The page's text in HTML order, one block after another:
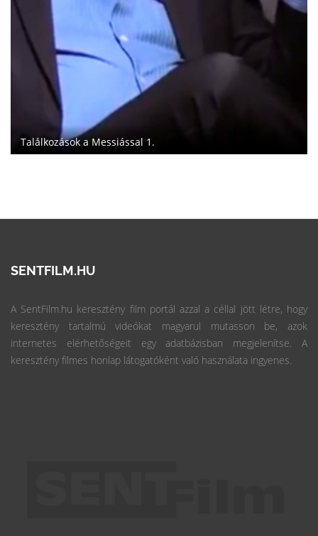
Találkozások a Messiással 1.
SENTFILM.HU
A SentFilm.hu keresztény film portál azzal a céllal jött létre, hogy
keresztény tartalmú videókat magyarul mutasson be, azok
internetes elérhetőségeit egy adatbázisban megjelenítse. A
keresztény filmes honlap látogatóként való használata ingyenes.